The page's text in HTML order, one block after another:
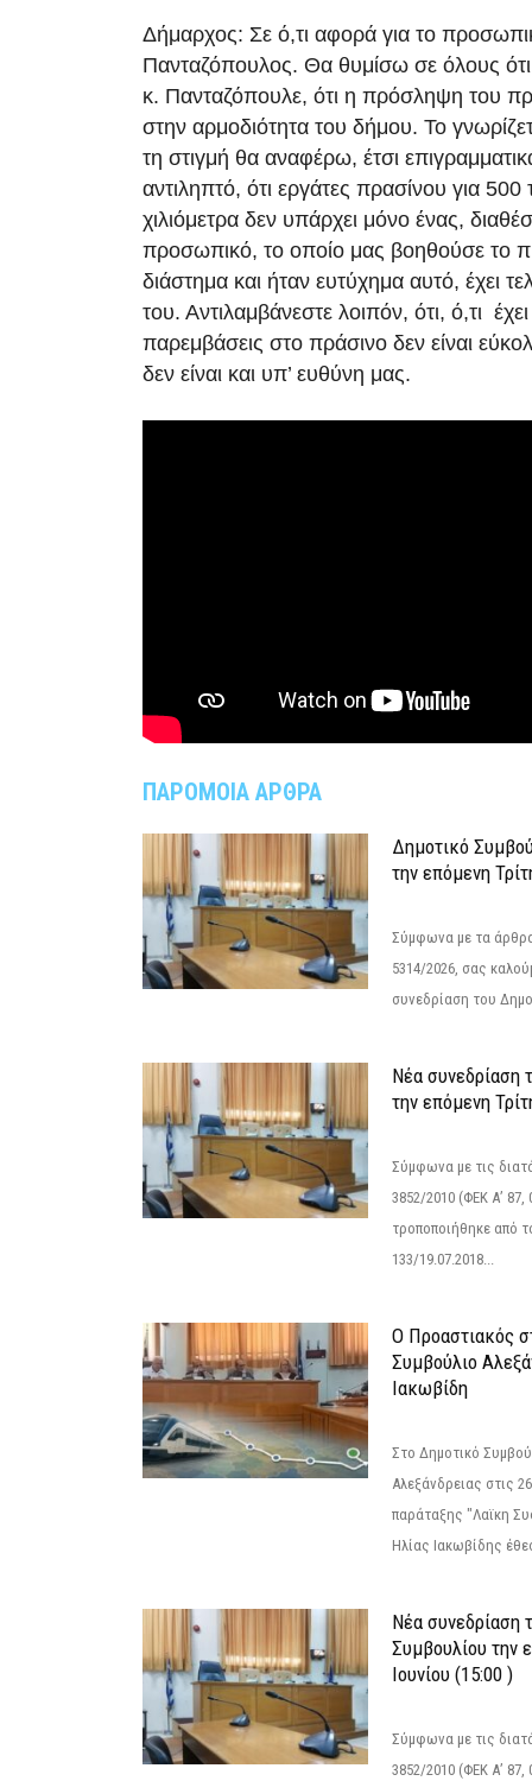
Δήμαρχος: Σε ό,τι αφορά για το
Πανταζόπουλος. Θα θυμίσω σε όλους
κ. Πανταζόπουλε, ότι η πρόσληψη του
στην αρμοδιότητα του δήμου. Το
τη στιγμή θα αναφέρω, έτσι
αντιληπτό, ότι εργάτες πρασίνου για 500
χιλιόμετρα δεν υπάρχει μόνο ένας,
προσωπικό, το οποίο μας βοηθούσε το
διάστημα και ήταν ευτύχημα αυτό, έχει
του. Αντιλαμβάνεστε λοιπόν, ότι, ό,τι έχει
παρεμβάσεις στο πράσινο δεν είναι
δεν είναι και υπ’ ευθύνη μας.
ΠΑΡΟΜΟΙΑ ΑΡΘΡΑ
Δημοτικό
την επόμενη
Σύμφωνα με τα
5314/2026, σας
συνεδρίαση του
Νέα συνεδρίαση
την επόμενη
Σύμφωνα με τις
3852/2010 (ΦΕΚ Α’ 87,
τροποποιήθηκε από
133/19.07.2018...
Ο Προαστιακός
Συμβούλιο
Ιακωβίδη
Στο Δημοτικό
Αλεξάνδρειας στις
παράταξης "Λαϊκη
Ηλίας Ιακωβίδης
Νέα συνεδρίαση
Συμβουλίου την
Ιουνίου (15:00 )
Σύμφωνα με τις
3852/2010 (ΦΕΚ Α’ 87,